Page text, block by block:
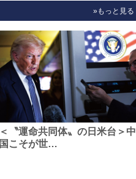
»もっと見る
＜〝運命共同体〟の日米台＞中
国こそが世…